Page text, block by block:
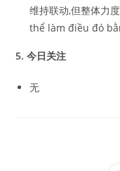
维持联动,但整体力
thể làm điều đó
5.今日关注
无